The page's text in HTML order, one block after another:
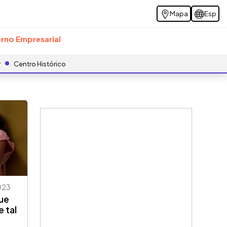
Mapa Esp
Empresarial
Centro Histórico
tal